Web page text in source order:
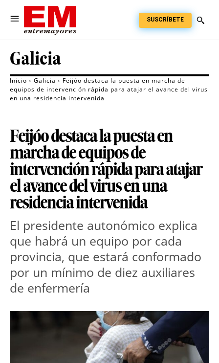
SUSCRÍBETE
Galicia
Inicio Galicia
Feijóo destaca la puesta en marcha de
equipos de intervención rápida para atajar el avance del virus
en una residencia intervenida
Feijóo destaca la puesta en
marcha de equipos de
intervención rápida para atajar
el avance del virus en una
residencia intervenida
El presidente autonómico explica
que habrá un equipo por cada
provincia, que estará conformado
por un mínimo de diez auxiliares
de enfermería